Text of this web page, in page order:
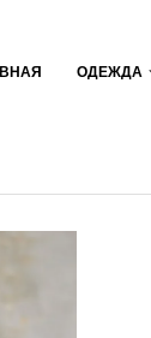
ОДЕЖДА